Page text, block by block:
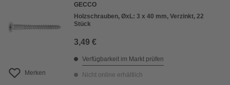
Merken
GECCO
Holzschrauben, ØxL: 3 x 40 mm, Verzinkt, 22
Stück
3,49 €
Verfügbarkeit im Markt prüfen
Nicht online erhältlich